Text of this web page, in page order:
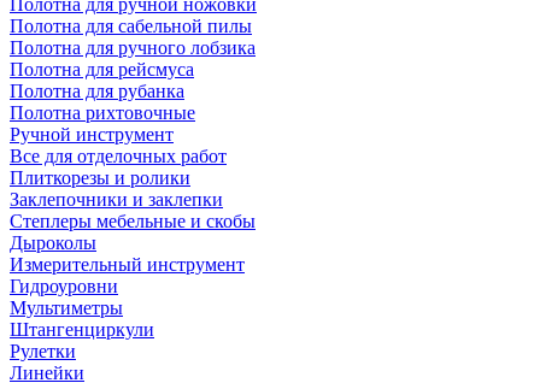
Полотна для ручной ножовки
Полотна для сабельной пилы
Полотна для ручного лобзика
Полотна для рейсмуса
Полотна для рубанка
Полотна рихтовочные
Ручной инструмент
Все для отделочных работ
Плиткорезы и ролики
Заклепочники и заклепки
Степлеры мебельные и скобы
Дыроколы
Измерительный инструмент
Гидроуровни
Мультиметры
Штангенциркули
Рулетки
Линейки